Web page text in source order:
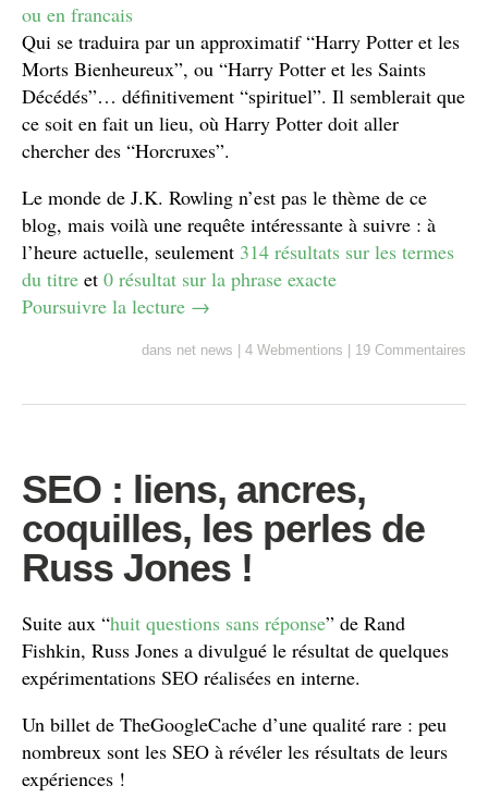
ou en francais
Qui se traduira par un approximatif “Harry Potter et les
Morts Bienheureux”, ou “Harry Potter et les Saints
Décédés”… définitivement “spirituel”. Il semblerait que
ce soit en fait un lieu, où Harry Potter doit aller
chercher des “Horcruxes”.
Le monde de J.K. Rowling n’est pas le thème de ce
blog, mais voilà une requête intéressante à suivre : à
l’heure actuelle, seulement 314 résultats sur les termes
du titre et 0 résultat sur la phrase exacte
Poursuivre la lecture →
dans net news 4 Webmentions 19 Commentaires
SEO : liens, ancres,
coquilles, les perles de
Russ Jones !
Suite aux “huit questions sans réponse” de Rand
Fishkin, Russ Jones a divulgué le résultat de quelques
expérimentations SEO réalisées en interne.
Un billet de TheGoogleCache d’une qualité rare : peu
nombreux sont les SEO à révéler les résultats de leurs
expériences !